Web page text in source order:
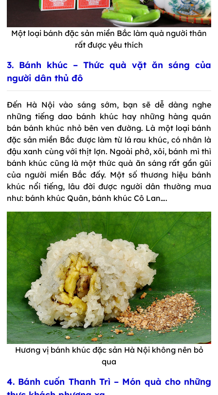
Một loại bánh đặc sản miền Bắc làm quà người thân
rất được yêu thích
3. Bánh khúc – Thức quà vặt ăn sáng của
người dân thủ đô
Đến Hà Nội vào sáng sớm, bạn sẽ dễ dàng nghe
những tiếng dao bánh khúc hay những hàng quán
bán bánh khúc nhỏ bên ven đường. Là một loại bánh
đặc sản miền Bắc được làm từ lá rau khúc, có nhân là
đậu xanh cùng với thịt lợn. Ngoài phở, xôi, bánh mì thì
bánh khúc cũng là một thức quà ăn sáng rất gần gũi
của người miền Bắc đấy. Một số thương hiệu bánh
khúc nổi tiếng, lâu đời được người dân thường mua
như: bánh khúc Quân, bánh khúc Cô Lan….
Hương vị bánh khúc đặc sản Hà Nội không nên bỏ
qua
4. Bánh cuốn Thanh Trì – Món quà cho những